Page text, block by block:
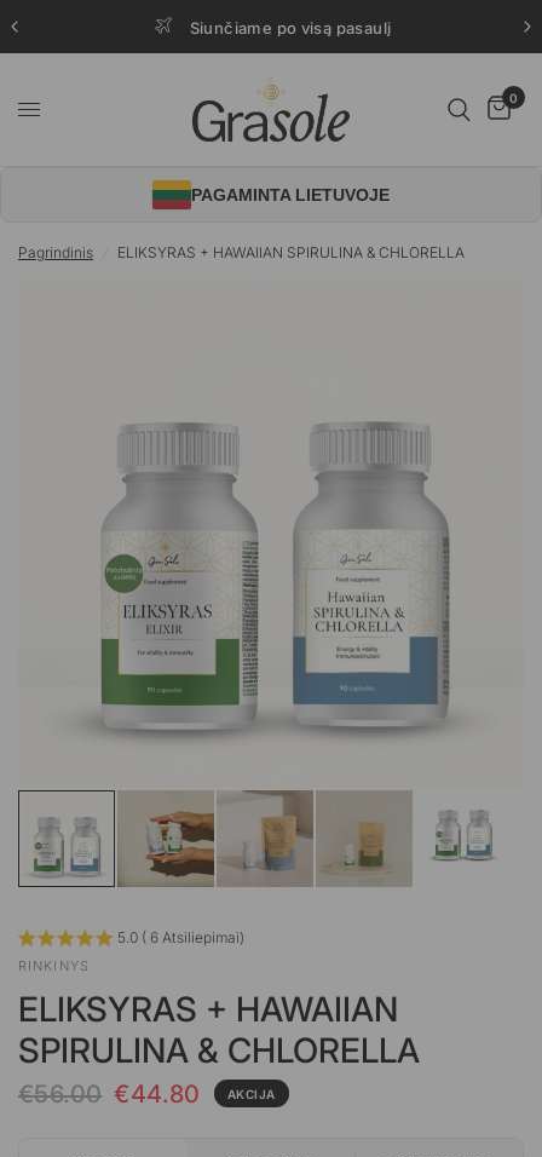
Siunčiame po visą pasaulį
0
PAGAMINTA LIETUVOJE
Pagrindinis ELIKSYRAS + HAWAIIAN SPIRULINA & CHLORELLA
5.0 ( 6 Atsiliepimai)
RINKINYS
ELIKSYRAS + HAWAIIAN
SPIRULINA & CHLORELLA
€56.00 €44.80 AKCIJA